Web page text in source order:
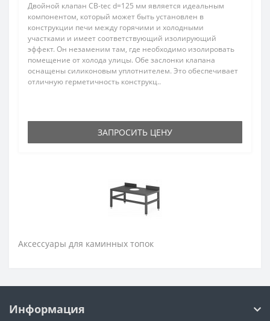
Двойной клапан CB-tec d=125 мм является идеальным
компонентом, который может быть установлен в
конструкции печи между горячими и холодными
участками и имеет соответствующий изолирующий
эффект. Он незаменим там, где необходимо изолировать
помещение от холода улицы. Обе заслонки клапана
оснащены силиконовым уплотнителем. Это обеспечивает
отличную герметичность конструкц..
ЗАПРОСИТЬ ЦЕНУ
Аксессуары для каминных топок
Информация